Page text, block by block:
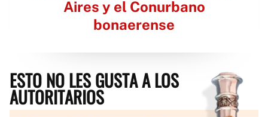
Aires y el Conurbano
bonaerense
ESTO NO LES GUSTA A LOS
AUTORITARIOS